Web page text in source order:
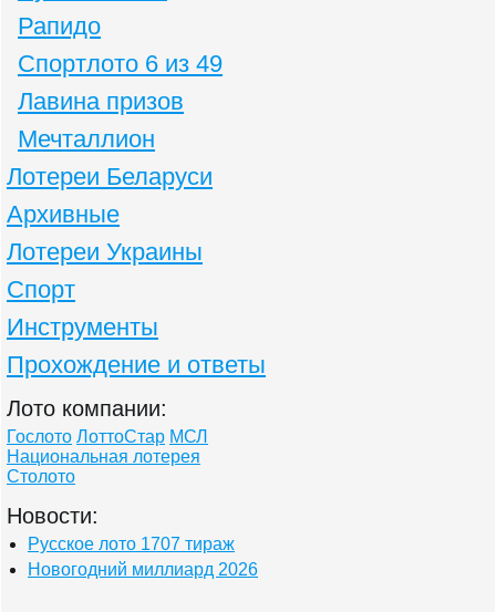
Рапидо
Спортлото 6 из 49
Лавина призов
Мечталлион
Лотереи Беларуси
Архивные
Лотереи Украины
Спорт
Инструменты
Прохождение и ответы
Лото компании:
Гослото ЛоттоСтар МСЛ
Национальная лотерея
Столото
Новости:
Русское лото 1707 тираж
Новогодний миллиард 2026